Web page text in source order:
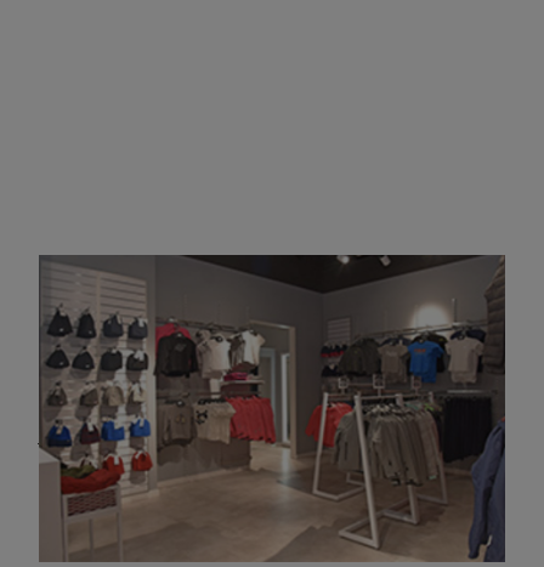
Aby skutecznie eksponować ubrania w sklepie,
powinieneś wybrać odpowiednie meble do jego
wyposażenia.
Solidne i dopasowane do towaru
wyposażenie sklepu odzieżowego to połowa sukcesu
w jego prowadzeniu.Na pewno czasami się dziwisz
jak trudno sprzedać odzież. Nawet pomimo jej
modnego designu i świetnej jakości. Nieraz nawet
najpiękniejsza sukienka pozostaje niezauważona
przez Klientów, ponieważ nie potrafisz jej dobrze
zaprezentować. To dlatego tak ważne jest, abyś